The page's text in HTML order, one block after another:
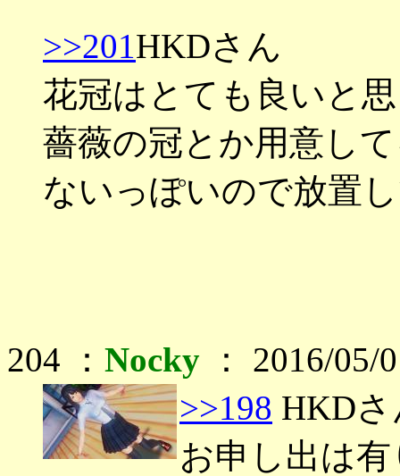
>>201HKDさん
花冠はとても良いと
薔薇の冠とか用意し
ないっぽいので放置
204 ： Nocky ： 2016/
>>198 HKDさ
お申し出は